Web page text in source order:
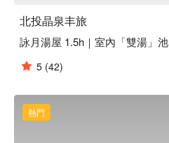
北投晶泉丰旅
詠月湯屋 1.5h｜室內「雙湯」池
5 (42)
熱門